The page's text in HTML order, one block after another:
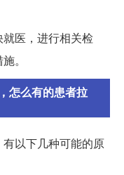
医，进行相关检
。
怎么有的患者拉
以下几种可能的原